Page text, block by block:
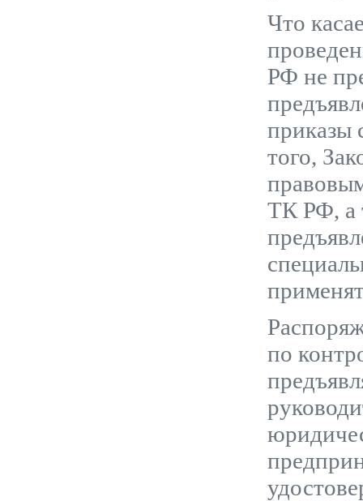
Что
РФ не
приказы
того,
ТК РФ, а
по